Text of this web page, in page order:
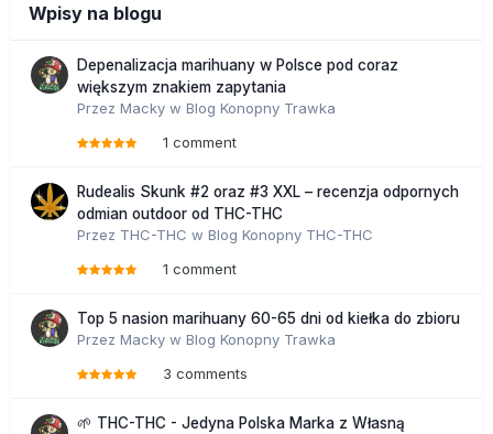
Wpisy na blogu
Depenalizacja marihuany w Polsce pod coraz
większym znakiem zapytania
Przez Macky w Blog Konopny Trawka
1 comment
Rudealis Skunk #2 oraz #3 XXL – recenzja odpornych
odmian outdoor od THC-THC
Przez THC-THC w Blog Konopny THC-THC
1 comment
Top 5 nasion marihuany 60-65 dni od kiełka do zbioru
Przez Macky w Blog Konopny Trawka
3 comments
🌱 THC-THC - Jedyna Polska Marka z Własną